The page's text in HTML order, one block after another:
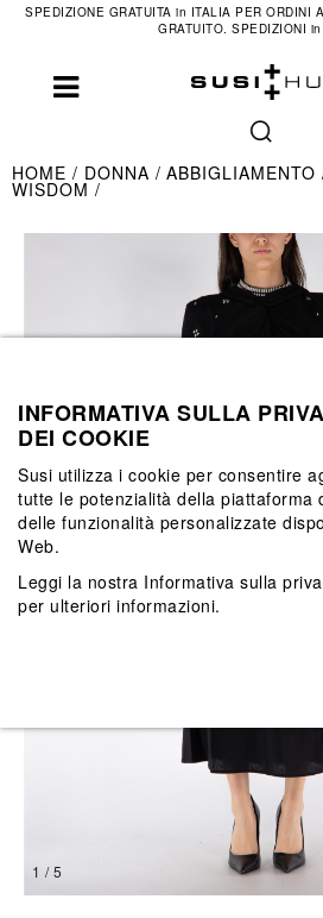
SPEDIZIONE GRATUITA in ITALIA PER ORDINI
GRATUITO. SPEDIZIONI
HOME DONNA ABBIGLIAMENTO
WISDOM
1 / 5
INFORMATIVA SULLA
DEI COOKIE
Susi utilizza i cookie per consentire
tutte le potenzialità della piattaforma
delle funzionalità personalizzate
Web.
Leggi la nostra Informativa sulla
per ulteriori informazioni.